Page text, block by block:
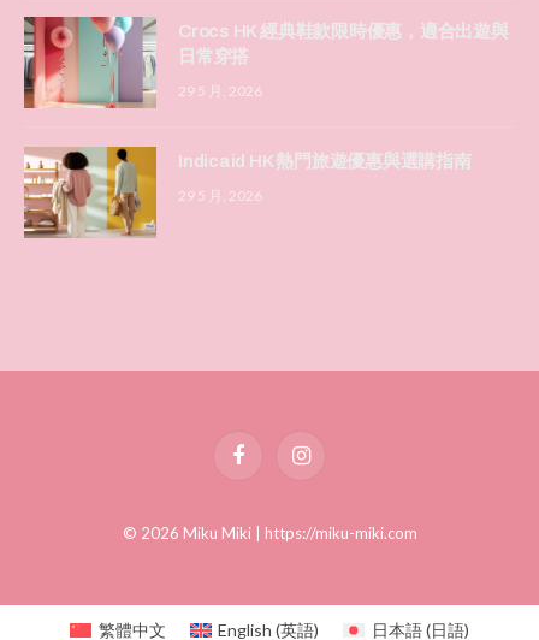
Crocs HK 經典鞋款限時優惠，適合出遊與
日常穿搭
29 5 月, 2026
Indicaid HK 熱門旅遊優惠與選購指南
29 5 月, 2026
FacebookInstagram
© 2026 Miku Miki | https://miku-miki.com
繁體中文 English (英語) 日本語(日語)